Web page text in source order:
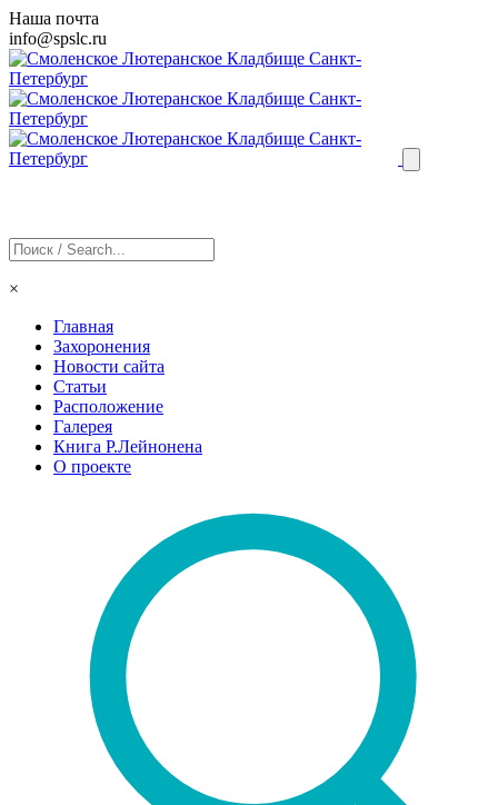
Наша почта
info@spslc.ru
×
Главная
Захоронения
Новости сайта
Статьи
Расположение
Галерея
Книга Р.Лейнонена
О проекте